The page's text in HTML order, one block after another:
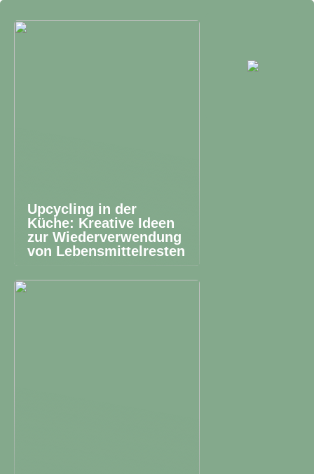
Upcycling in der
Küche: Kreative Ideen
zur Wiederverwendung
von Lebensmittelresten